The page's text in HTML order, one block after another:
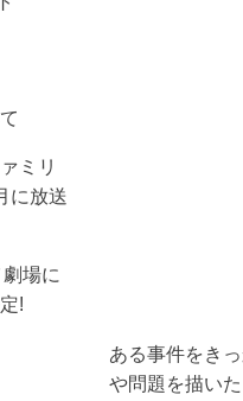
ミリ
に放送
場に
!
ある事件をき
や問題を描い